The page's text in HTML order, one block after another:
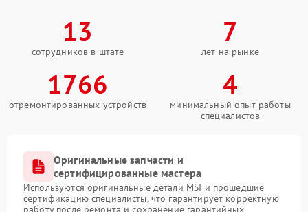
13
сотрудников в штате
7
лет на рынке
1766
отремонтированных устройств
4
минимальный опыт работы
специалистов
Оригинальные запчасти и
сертифицированные мастера
Используются оригинальные детали MSI и прошедшие
сертификацию специалисты, что гарантирует корректную
работу после ремонта и сохранение гарантийных